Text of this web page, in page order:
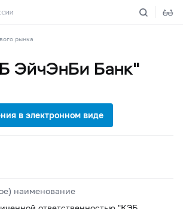
рынка
ЭйчЭнБи Банк"
наименование